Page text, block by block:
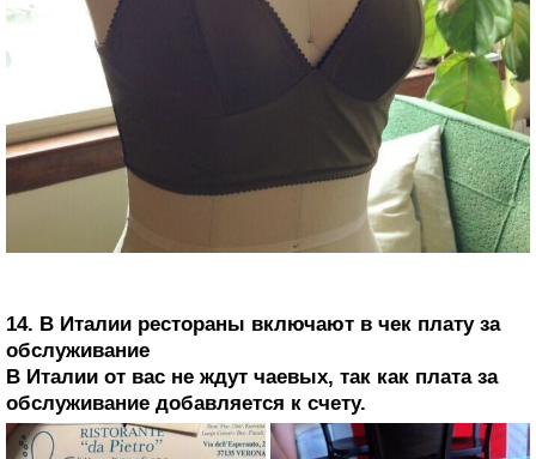
14. В Италии рестораны включают в чек плату за
обслуживание
В Италии от вас не ждут чаевых, так как плата за
обслуживание добавляется к счету.